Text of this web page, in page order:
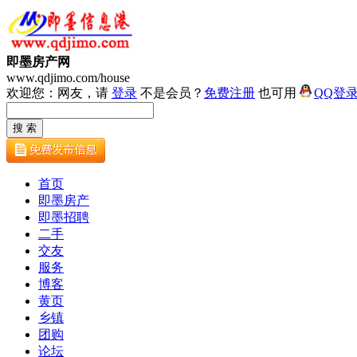
即墨房产网
www.qdjimo.com/house
欢迎您：网友，请 登录 不是会员？ 免费注册 也可用 QQ登
首页
即墨房产
即墨招聘
二手
交友
服务
博客
黄页
乡镇
团购
论坛